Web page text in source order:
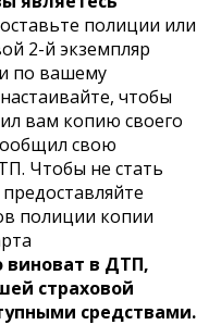
полиции или
2-й экземпляр
по вашему
чтобы
вам копию своего
свою
Чтобы не стать
полиции копии
виноват в ДТП,
страховой
средствами.